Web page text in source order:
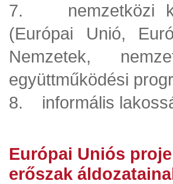
7. nemzetközi
(Európai Unió,
Nemzetek,
együttműködési
8. informális
Európai Uniós
erőszak